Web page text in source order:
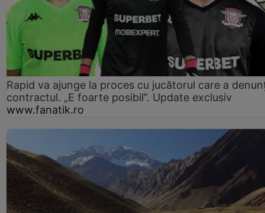
Rapid va ajunge la proces cu jucătorul care a
contractul. „E foarte posibil”. Update exclusiv
www.fanatik.ro